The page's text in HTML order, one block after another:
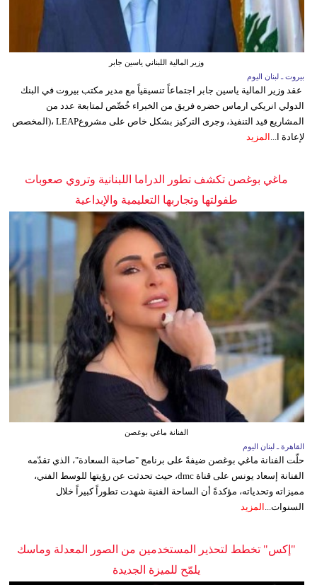
وزير المالية اللبناني ياسين جابر
بيروت ـ لبنان اليوم
عقد وزير المالية ياسين جابر اجتماعاً تنسيقياً مع مدير مكتب بيروت في البنك
الدولي انريكي ارماس حضره فريق من الخبراء خُصِّص لمتابعة عدد من
المشاريع قيد التنفيذ، وجرى التركيز بشكل خاص على مشروعLEAP ،(المخصص
لإعادة ا... المزيد
ماغي بوغصن تكشف تطور الدراما اللبنانية وتروي صعوبات
طفولتها وتجاربها التعليمية والإبداعية
الفنانة ماغي بوغصن
القاهرة ـ لبنان اليوم
حلّت الفنانة ماغي بوغصن ضيفةً على برنامج "صاحبة السعادة"، الذي تقدّمه
الفنانة إسعاد يونس على قناة dmc، حيث تحدثت عن رؤيتها للوسط الفني،
مميزاته وتحدياته، مؤكدةً أن الساحة الفنية شهدت تطوراً كبيراً خلال
السنوات... المزيد
"إكس" تخطط لتحذير المستخدمين من الصور المعدلة وماسك
يلمّح للميزة الجديدة